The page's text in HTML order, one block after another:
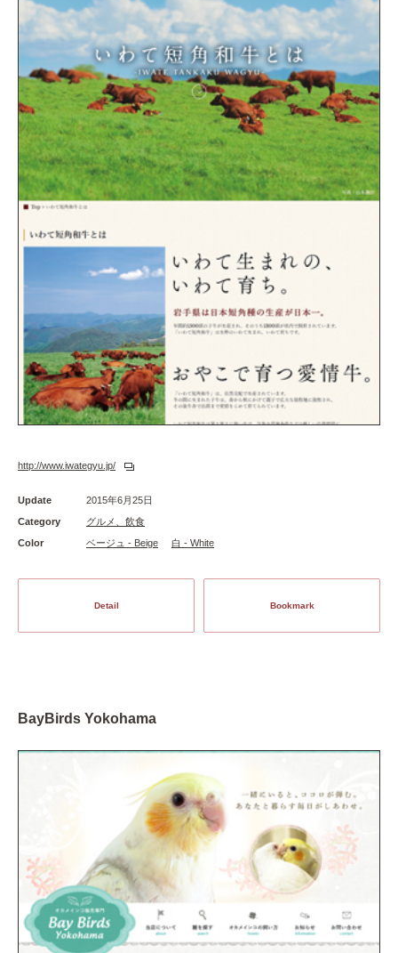
http://www.iwategyu.jp/
Update
2015年6月25日
Category
グルメ、飲食
Color
ベージュ - Beige 白 - White
Detail Bookmark
BayBirds Yokohama